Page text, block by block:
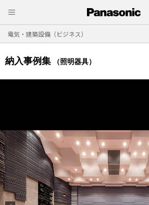
電気・建築設備（ビジネス）
納入事例集 （照明器具）